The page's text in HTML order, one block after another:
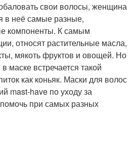
свои волосы, женщина
в неё самые разные,
компоненты. К самым
относят растительные масла,
мякоть фруктов и овощей. Но
маске встречается такой
как коньяк. Маски для волос
mast-have по уходу за
при самых разных